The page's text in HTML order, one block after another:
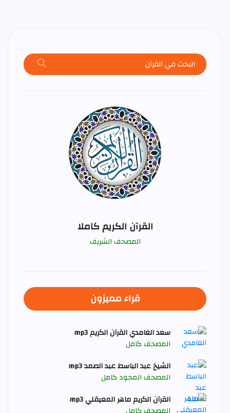
القرآن الكريم كاملا
المصحف الشريف
قراء مميزون
سعد الغامدي القرآن الكريم mp3
المصحف كامل
الشيخ عبد الباسط عبد الصمد mp3
المصحف المجود كامل
القرآن الكريم ماهر المعيقلي mp3